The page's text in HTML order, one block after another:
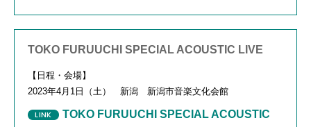
TOKO FURUUCHI SPECIAL ACOUSTIC LIVE
【日程・会場】
2023年4月 1 日（土） 新潟 新潟市音楽文化会館
TOKO FURUUCHI SPECIAL ACOUSTIC